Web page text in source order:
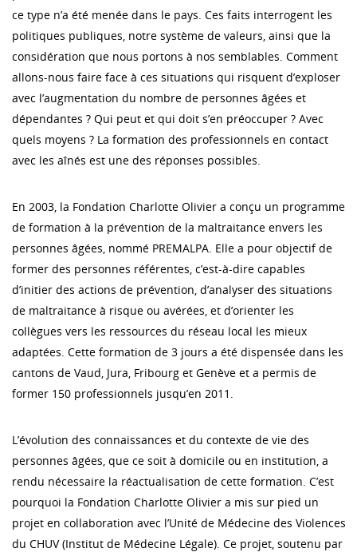
ce type n’a été menée dans le pays. Ces faits interrogent les
politiques publiques, notre système de valeurs, ainsi que la
considération que nous portons à nos semblables. Comment
allons-nous faire face à ces situations qui risquent d’exploser
avec l’augmentation du nombre de personnes âgées et
dépendantes ? Qui peut et qui doit s’en préoccuper ? Avec
quels moyens ? La formation des professionnels en contact
avec les aînés est une des réponses possibles.
En 2003, la Fondation Charlotte Olivier a conçu un programme
de formation à la prévention de la maltraitance envers les
personnes âgées, nommé PREMALPA. Elle a pour objectif de
former des personnes référentes, c’est-à-dire capables
d’initier des actions de prévention, d’analyser des situations
de maltraitance à risque ou avérées, et d’orienter les
collègues vers les ressources du réseau local les mieux
adaptées. Cette formation de 3 jours a été dispensée dans les
cantons de Vaud, Jura, Fribourg et Genève et a permis de
former 150 professionnels jusqu’en 2011.
L’évolution des connaissances et du contexte de vie des
personnes âgées, que ce soit à domicile ou en institution, a
rendu nécessaire la réactualisation de cette formation. C’est
pourquoi la Fondation Charlotte Olivier a mis sur pied un
projet en collaboration avec l’Unité de Médecine des Violences
du CHUV (Institut de Médecine Légale). Ce projet, soutenu par